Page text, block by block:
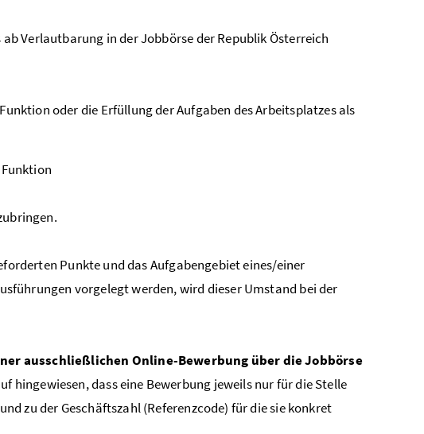
Verlautbarung in der Jobbörse der Republik Österreich
oder die Erfüllung der Aufgaben des Arbeitsplatzes als
Punkte und das Aufgabengebiet eines/einer
vorgelegt werden, wird dieser Umstand bei der
ausschließlichen Online-Bewerbung über die Jobbörse
hingewiesen, dass eine Bewerbung jeweils nur für die Stelle
zu der Geschäftszahl (Referenzcode) für die sie konkret